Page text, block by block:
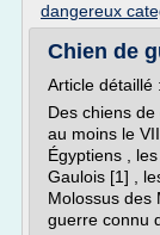
dangereux
Chien de
Article détaillé
Des chiens
au moins le
Égyptiens ,
Gaulois [1] ,
Molossus des
guerre connu